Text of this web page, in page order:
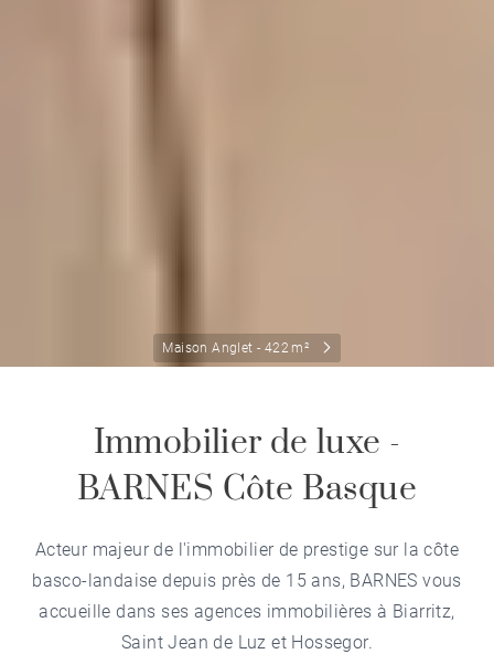
Maison Anglet - 422 m²
Immobilier de luxe -
BARNES Côte Basque
Acteur majeur de l'immobilier de prestige sur la côte
basco-landaise depuis près de 15 ans, BARNES vous
accueille dans ses agences immobilières à Biarritz,
Saint Jean de Luz et Hossegor.